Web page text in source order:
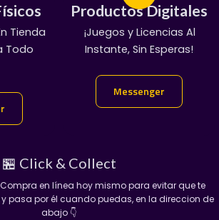
escapen de tu vitrina! Mándanos
aparta el tuyo.
Tienda
Todo
Productos Digitales
¡Juegos y Licencias Al
Instante, Sin Esperas!
Messenger
Productos Digitales
100% Garantizado
Entregas En Chat Vip
Messenger
🏪 Click & Collect
Compra en línea hoy mismo para evitar que te
pasa por él cuando puedas, en la direccion de
abajo 👇